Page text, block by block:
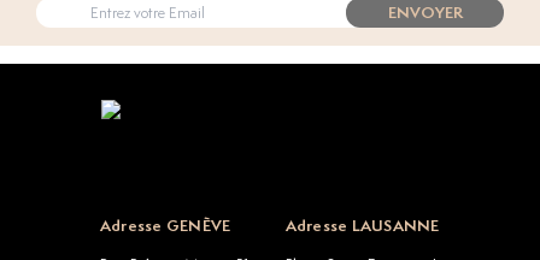
ENVOYER
Adresse GENÈVE
Adresse LAUSANNE